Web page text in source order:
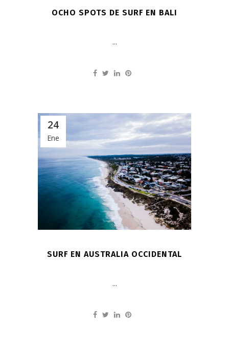
OCHO SPOTS DE SURF EN BALI
...
24
Ene
SURF EN AUSTRALIA OCCIDENTAL
...